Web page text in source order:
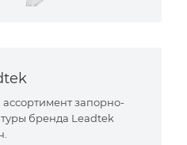
запорно-
бренда Leadtek